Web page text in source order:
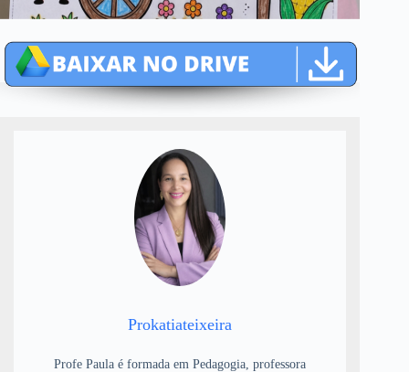
Prokatiateixeira
Profe Paula é formada em Pedagogia, professora